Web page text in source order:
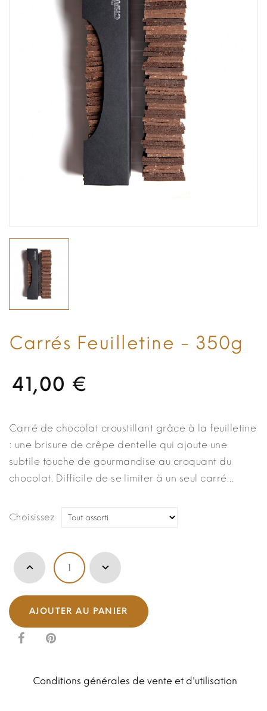
Carrés Feuilletine - 350g
41,00 €
Carré de chocolat croustillant grâce à la feuilletine
: une brisure de crêpe dentelle qui ajoute une
subtile touche de gourmandise au croquant du
chocolat. Difficile de se limiter à un seul carré…
Choisissez
AJOUTER AU PANIER
Conditions générales de vente et d'utilisation